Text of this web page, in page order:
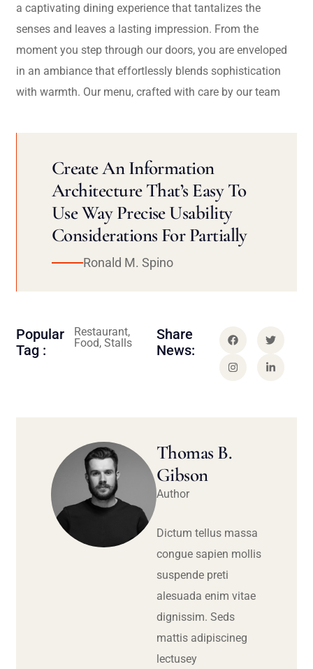
a captivating dining experience that tantalizes the
senses and leaves a lasting impression. From the
moment you step through our doors, you are enveloped
in an ambiance that effortlessly blends sophistication
with warmth. Our menu, crafted with care by our team
Create An Information
Architecture That’s Easy To
Use Way Precise Usability
Considerations For Partially
Ronald M. Spino
Popular
Tag :
Restaurant,
Food, Stalls
Share
News:
Thomas B.
Gibson
Author
Dictum tellus massa
congue sapien mollis
suspende preti
alesuada enim vitae
dignissim. Seds
mattis adipiscineg
lectusey